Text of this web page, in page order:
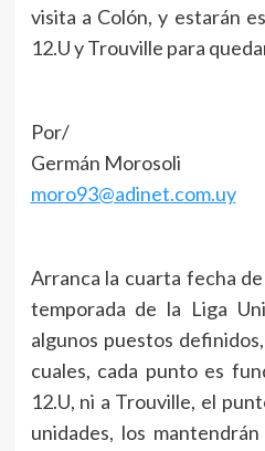
visita a Colón, y estarán
12.U y Trouville para
Por/
Germán Morosoli
moro93@adinet.com.uy
Arranca la cuarta fecha
temporada de la Liga
algunos puestos
cuales, cada punto es
12.U, ni a Trouville, el
unidades, los